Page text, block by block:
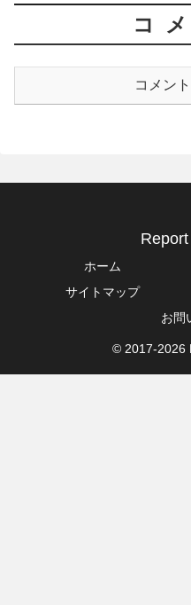
コ
コメン
ホーム
サイトマップ
お問
© 2017-2026